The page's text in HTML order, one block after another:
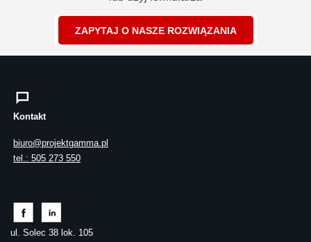
ZAPYTAJ O NASZE ROZWIĄZANIA
Kontakt
biuro@projektgamma.pl
tel.: 505 273 550
ul. Solec 38 lok. 105